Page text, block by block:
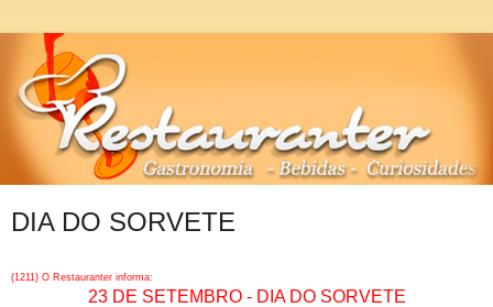
DIA DO SORVETE
(1211) O Restauranter informa:
23 DE SETEMBRO - DIA DO SORVETE